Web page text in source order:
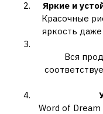
Яркие и
Красочные
яркость
Вся
Word of